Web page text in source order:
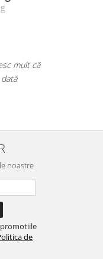
mult că
noastre
de